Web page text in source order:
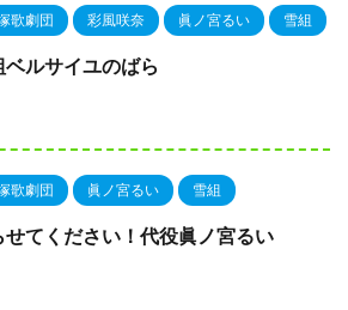
歌劇団 彩風咲奈 眞ノ宮るい 雪組
ベルサイユのばら
歌劇団 眞ノ宮るい 雪組
せてください！代役眞ノ宮るい